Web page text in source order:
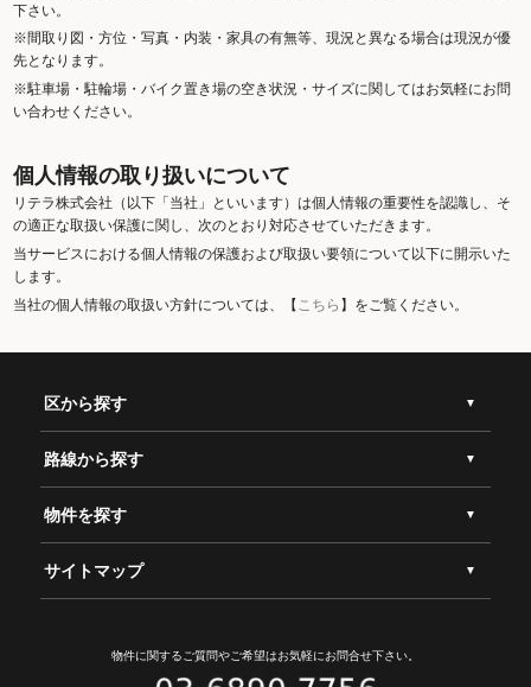
下さい。
※間取り図・方位・写真・内装・家具の有無等、現況と異なる場合は現況が優
先となります。
※駐車場・駐輪場・バイク置き場の空き状況・サイズに関してはお気軽にお問
い合わせください。
個人情報の取り扱いについて
リテラ株式会社（以下「当社」といいます）は個人情報の重要性を認識し、そ
の適正な取扱い保護に関し、次のとおり対応させていただきます。
当サービスにおける個人情報の保護および取扱い要領について以下に開示いた
します。
当社の個人情報の取扱い方針については、【こちら 】をご覧ください。
区から探す
路線から探す
物件を探す
サイトマップ
物件に関するご質問やご希望はお気軽にお問合せ下さい。